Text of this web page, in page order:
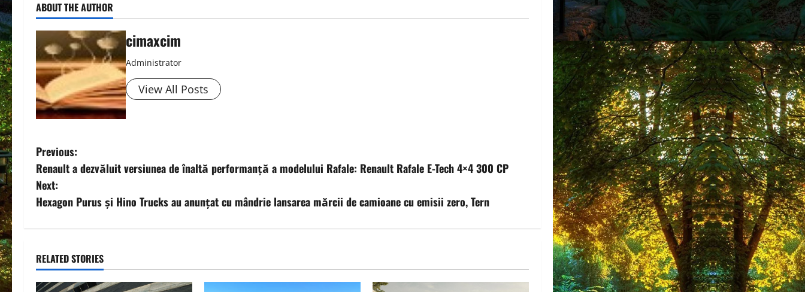
ABOUT THE AUTHOR
cimaxcim
Administrator
View All Posts
P
o
s
n
a
Previous:
Renault a dezvăluit versiunea de înaltă performanță a modelului Rafale: Renault Rafale E-Tech 4×4 300 CP
Next:
Hexagon Purus și Hino Trucks au anunțat cu mândrie lansarea mărcii de camioane cu emisii zero, Tern
RELATED STORIES